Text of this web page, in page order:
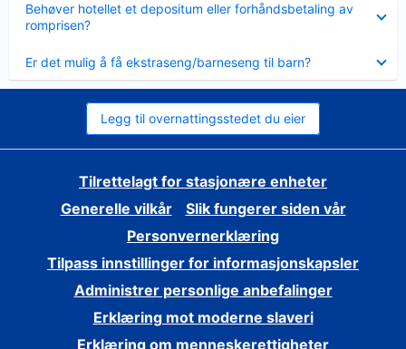
Behøver hotellet et depositum eller forhåndsbetaling av
romprisen?
mindre
Er det mulig å få ekstraseng/barneseng til barn?
mindre
Legg til overnattingsstedet du eier
Tilrettelagt for stasjonære enheter
Generelle vilkår
Slik fungerer siden vår
Personvernerklæring
Tilpass innstillinger for informasjonskapsler
Administrer personlige anbefalinger
Erklæring mot moderne slaveri
Erklæring om menneskerettigheter